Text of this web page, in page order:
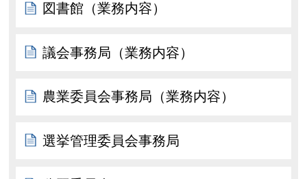
図書館（業務内容）
議会事務局（業務内容）
農業委員会事務局（業務内容）
選挙管理委員会事務局